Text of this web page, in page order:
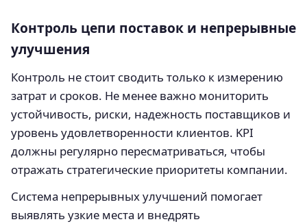
Контроль цепи поставок и непрерывные
улучшения
Контроль не стоит сводить только к измерению
затрат и сроков. Не менее важно мониторить
устойчивость, риски, надежность поставщиков и
уровень удовлетворенности клиентов. KPI
должны регулярно пересматриваться, чтобы
отражать стратегические приоритеты компании.
Система непрерывных улучшений помогает
выявлять узкие места и внедрять